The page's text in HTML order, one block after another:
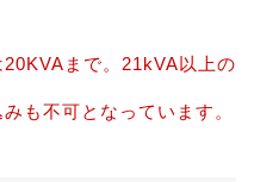
まで。21kVA以上の
も不可となっています。